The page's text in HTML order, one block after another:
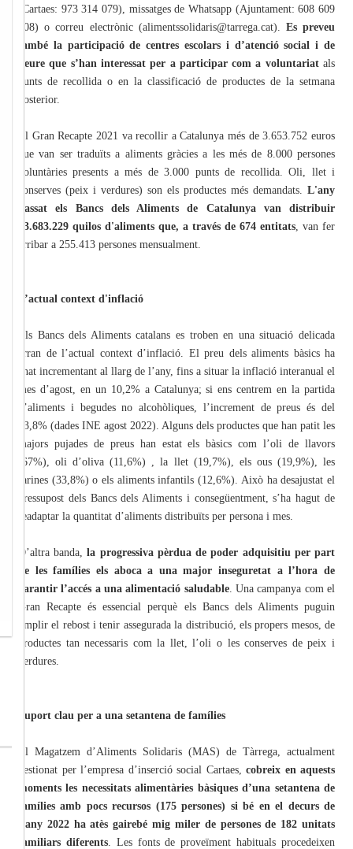
(Cartaes: 973 314 079), missatges de Whatsapp (Ajuntament: 608 609
508) o correu electrònic (alimentssolidaris@tarrega.cat). Es preveu
també la participació de centres escolars i d’atenció social i de
lleure que s’han interessat per a participar com a voluntariatals
punts de recollida o en la classificació de productes de la setmana
posterior.
El Gran Recapte 2021 va recollir a Catalunya més de 3.653.752 euros
que van ser traduïts a aliments gràcies a les més de 8.000 persones
voluntàries presents a més de 3.000 punts de recollida. Oli, llet i
conserves (peix i verdures) son els productes més demandats. L'any
passat els Bancs dels Aliments de Catalunya van distribuir
33.683.229 quilos d'aliments que, a través de 674 entitats , van fer
arribar a 255.413 persones mensualment.
L’actual context d'inflació
Els Bancs dels Aliments catalans es troben en una situació delicada
arran de l’actual context d’inflació. El preu dels aliments bàsics ha
anat incrementant al llarg de l’any, fins a situar la inflació interanual el
mes d’agost, en un 10,2% a Catalunya; si ens centrem en la partida
d’aliments i begudes no alcohòliques, l’increment de preus és del
13,8% (dades INE agost 2022). Alguns dels productes que han patit les
majors pujades de preus han estat els bàsics com l’oli de llavors
(67%), oli d’oliva (11,6%) , la llet (19,7%), els ous (19,9%), les
farines (33,8%) o els aliments infantils (12,6%). Això ha desajustat el
pressupost dels Bancs dels Aliments i consegüentment, s’ha hagut de
readaptar la quantitat d’aliments distribuïts per persona i mes.
D’altra banda,la progressiva pèrdua de poder adquisitiu per part
de les famílies els aboca a una major inseguretat a l’hora de
garantir l’accés a una alimentació saludable. Una campanya com el
Gran Recapte és essencial perquè els Bancs dels Aliments puguin
omplir el rebost i tenir assegurada la distribució, els propers mesos, de
productes tan necessaris com la llet, l’oli o les conserves de peix i
verdures.
Suport clau per a una setantena de famílies
El Magatzem d’Aliments Solidaris (MAS) de Tàrrega, actualment
gestionat per l’empresa d’inserció social Cartaes, cobreix en aquests
moments les necessitats alimentàries bàsiques d’una setantena de
famílies amb pocs recursos (175 persones) si bé en el decurs de
l’any 2022 ha atès gairebé mig miler de persones de 182 unitats
familiars diferents. Les fonts de proveïment habituals procedeixen